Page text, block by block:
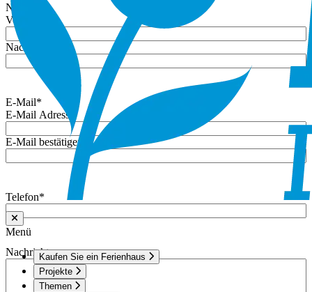
Menü
Kaufen Sie ein Ferienhaus
Projekte
Themen
Name
Vorname
Nachname
E-Mail*
E-Mail Adresse
E-Mail bestätigen
Telefon*
Nachricht